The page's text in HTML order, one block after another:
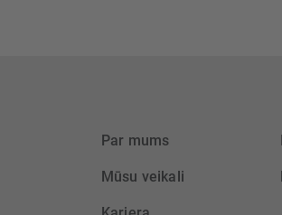
Par mums
Mūsu veikali